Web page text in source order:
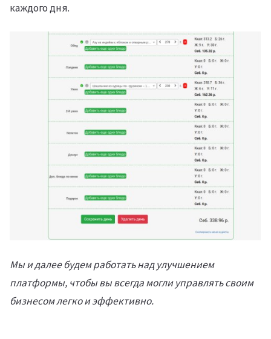
каждого дня.
Мы и далее будем работать над улучшением
платформы, чтобы вы всегда могли управлять своим
бизнесом легко и эффективно.